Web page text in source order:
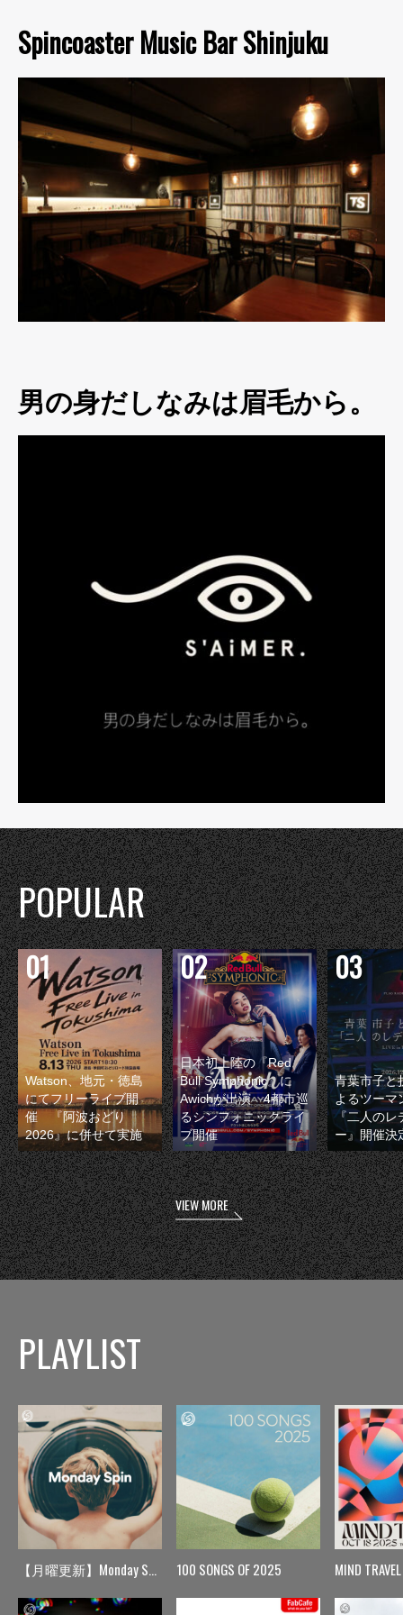
Spincoaster Music Bar Shinjuku
男の身だしなみは眉毛から。
POPULAR
Watson、地元・徳島
にてフリーライブ開
催 『阿波おどり
2026』に併せて実施
日本初上陸の『Red
Bull Symphonic』に
Awichが出演 4都市巡
るシンフォニックライ
ブ開催
青葉市子と
よるツーマ
『二人のレ
ー』開催決
VIEW MORE
PLAYLIST
【月曜更新】Monday Spin 100 SONGS OF 2025 MIND TRAVEL